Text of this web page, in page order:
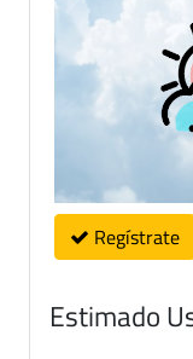
Regístrate
Estimado